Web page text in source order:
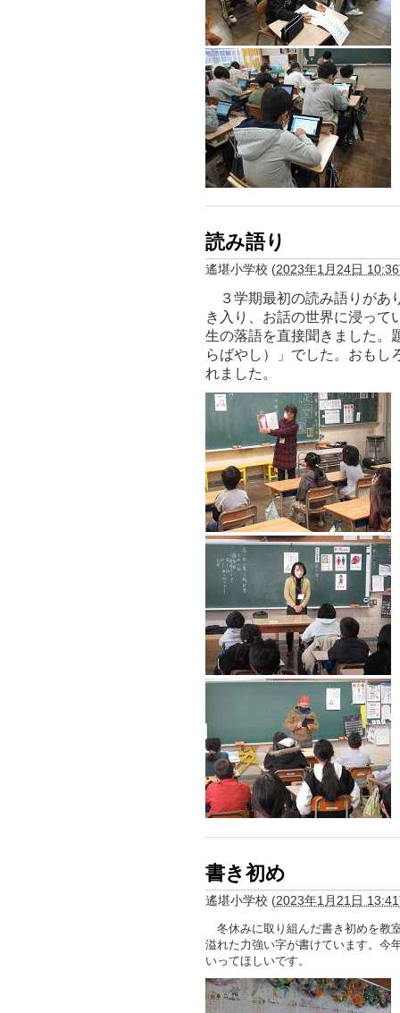
読み語り
遙堪小学校 (2023年1月24日 10:36
３学期最初の読み語りがあ
き入り、お話の世界に浸って
生の落語を直接聞きました。
らばやし）」でした。おもし
れました。
書き初め
遙堪小学校 (2023年1月21日 13:41
冬休みに取り組んだ書き初めを教
溢れた力強い字が書けています。今
いってほしいです。